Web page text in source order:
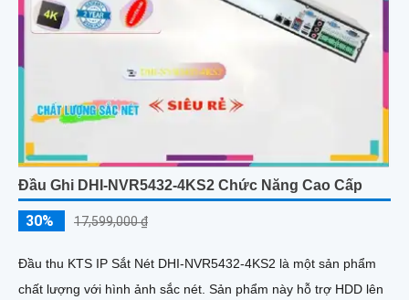
Đầu Ghi DHI-NVR5432-4KS2 Chức Năng Cao Cấp
30% 17,599,000 ₫
Đầu thu KTS IP Sắt Nét DHI-NVR5432-4KS2 là một sản phẩm
chất lượng với hình ảnh sắc nét. Sản phẩm này hỗ trợ HDD lên